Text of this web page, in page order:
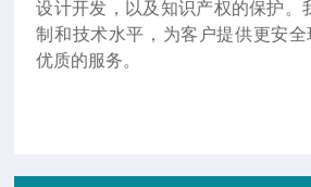
设计开发，以及知识产权的保护。
制和技术水平，为客户提供更安
优质的服务。